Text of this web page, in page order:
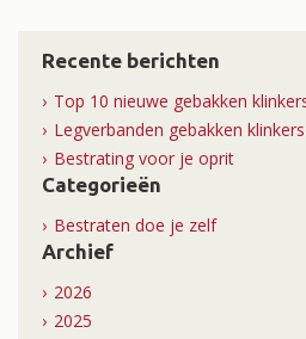
Recente berichten
Top 10 nieuwe gebakken
Legverbanden gebakken klinkers
Bestrating voor je oprit
Categorieën
Bestraten doe je zelf
Archief
2026
2025